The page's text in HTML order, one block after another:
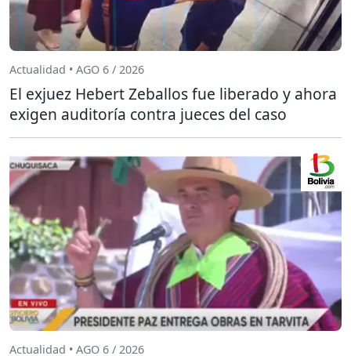
Actualidad • AGO 6 / 2026
El exjuez Hebert Zeballos fue liberado y ahora
exigen auditoría contra jueces del caso
Actualidad • AGO 6 / 2026